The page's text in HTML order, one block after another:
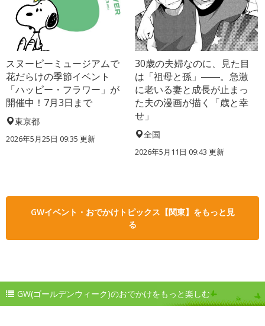
スヌーピーミュージアムで
花だらけの季節イベント
「ハッピー・フラワー」が
開催中！7月3日まで
東京都
2026年5月25日 09:35 更新
30歳の夫婦なのに、見た目
は「祖母と孫」――。急激
に老いる妻と成長が止まっ
た夫の漫画が描く「歳と幸
せ」
全国
2026年5月11日 09:43 更新
GWイベント・おでかけトピックス【関東】をもっと見
る
GW(ゴールデンウィーク)のおでかけをもっと楽しむ